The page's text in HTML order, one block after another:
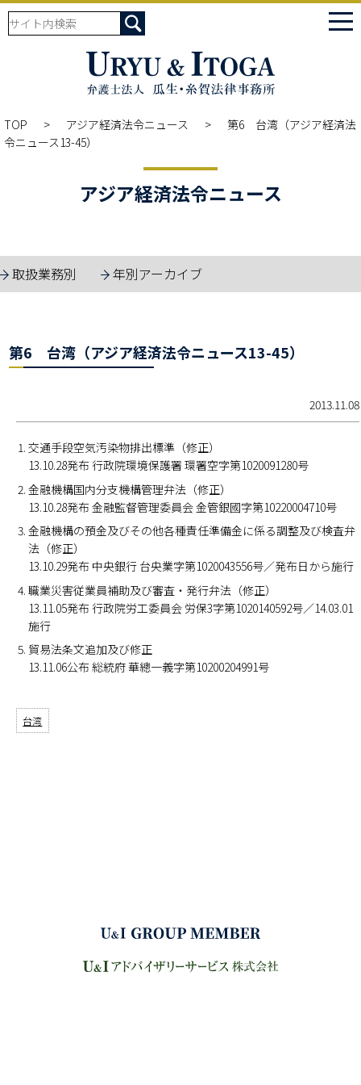
TOP アジア経済法令ニュース
第6 台湾（アジア経済法
令ニュース13-45）
アジア経済法令ニュース
取扱業務別 年別アーカイブ
第6 台湾（アジア経済法令ニュース13-45）
2013.11.08
交通手段空気汚染物排出標準（修正）
13.10.28発布 行政院環境保護署 環署空字第1020091280号
金融機構国内分支機構管理弁法（修正）
13.10.28発布 金融監督管理委員会 金管銀國字第10220004710号
金融機構の預金及びその他各種責任準備金に係る調整及び検査弁
法（修正）
13.10.29発布 中央銀行 台央業字第1020043556号／発布日から施行
職業災害従業員補助及び審査・発行弁法（修正）
13.11.05発布 行政院労工委員会 労保3字第1020140592号／14.03.01
施行
貿易法条文追加及び修正
13.11.06公布 総統府 華總一義字第10200204991号
台湾